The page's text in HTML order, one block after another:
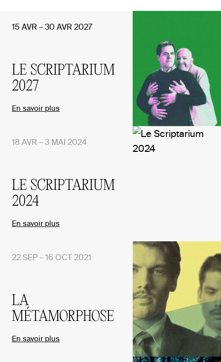
LE SCRIPTARIUM
2027
15 AVR – 30 AVR 2027
En savoir plus
LE SCRIPTARIUM
2024
18 AVR – 3 MAI 2024
En savoir plus
LA
MÉTAMORPHOSE
22 SEP – 16 OCT 2021
En savoir plus